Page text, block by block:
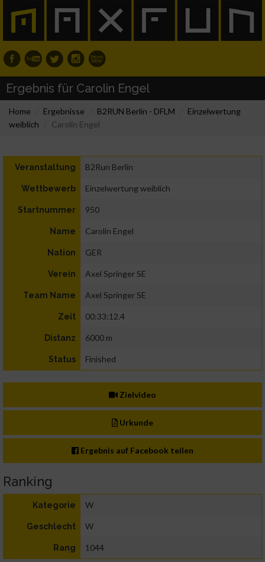
Ergebnis für Carolin Engel
Home Ergebnisse B2RUN Berlin - DFLM
Einzelwertung
weiblich
Carolin Engel
Veranstaltung B2Run Berlin
Wettbewerb Einzelwertung weiblich
Startnummer 950
Name Carolin Engel
Nation GER
Verein Axel Springer SE
Team Name Axel Springer SE
Zeit 00:33:12.4
Distanz 6000 m
Status Finished
Zielvideo
Urkunde
Ergebnis auf Facebook teilen
Ranking
Kategorie W
Geschlecht W
Rang 1044